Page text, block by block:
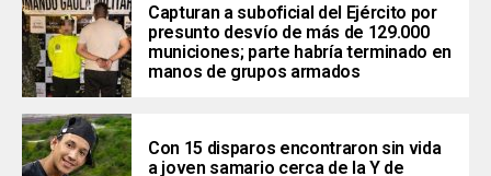
Capturan a suboficial del Ejército por
presunto desvío de más de 129.000
municiones; parte habría terminado en
manos de grupos armados
Con 15 disparos encontraron sin vida
a joven samario cerca de la Y de